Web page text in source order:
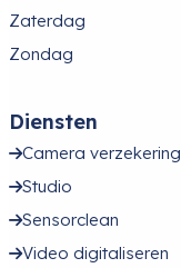
Zaterdag
Zondag
Diensten
Camera verzekering
Studio
Sensorclean
Video digitaliseren